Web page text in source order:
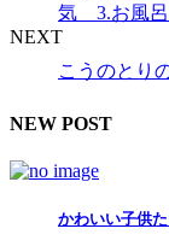
気 3.お風呂
NEXT
こうのとり
NEW POST
かわいい子供